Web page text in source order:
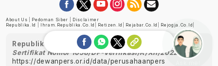
About Us Pedoman Siber
Disclaimer
Republika.id
Ihram.republika.co.id Retizen.id Rejabar.co.id Rejogja.co.id
Republika telah diverifikasi oleh Dewan Pers
Sertifikat Nomor 1058/DP-Verifikasi/K/XII/2022
https://dewanpers.or.id/data/perusahaanpers